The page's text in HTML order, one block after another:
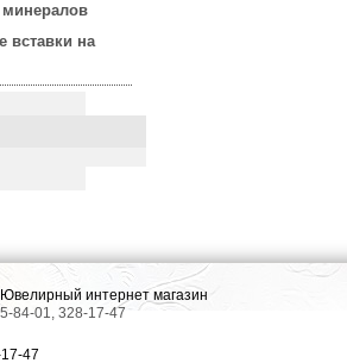
минералов
вставки на
Ювелирный интернет магазин
84-01, 328-17-47
47